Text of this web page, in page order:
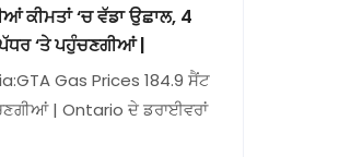
ਕੀਮਤਾਂ ‘ਚ ਵੱਡਾ ਉਛਾਲ, 4
‘ਤੇ ਪਹੁੰਚਣਗੀਆਂ |
Gas Prices 184.9 ਸੈਂਟ
| Ontario ਦੇ ਡਰਾਈਵਰਾਂ